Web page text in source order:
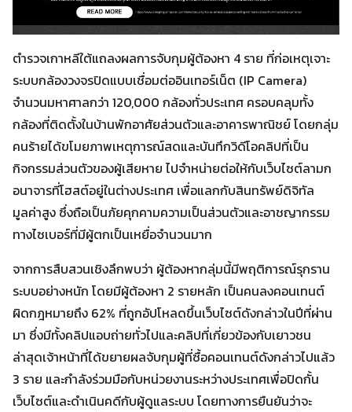
Search
Search
ตำรวจเกาหลีใต้แถลงผลการจับกุมผู้ต้องหา 4 ราย ที่ก่อเหตุเจาะ
ระบบกล้องวงจรปิดแบบเชื่อมต่ออินเทอร์เน็ต (IP Camera)
จำนวนมหาศาลกว่า 120,000 กล้องทั่วประเทศ ครอบคลุมทั้ง
กล้องที่ติดตั้งในบ้านพักอาศัยส่วนตัวและอาคารพาณิชย์ โดยกลุ่ม
คนร้ายได้ขโมยภาพเหตุการณ์สดและบันทึกวิดีโอคลิปที่เป็น
กิจกรรมส่วนตัวของผู้เสียหาย ไปจำหน่ายต่อให้กับเว็บไซต์ลามก
อนาจารที่โฮสต์อยู่ในต่างประเทศ เพื่อแลกกับสินทรัพย์ดิจิทัล
มูลค่าสูง ซึ่งถือเป็นภัยคุกคามความเป็นส่วนตัวและอาชญากรรม
ทางไซเบอร์ที่มีผู้ตกเป็นเหยื่อจำนวนมาก
จากการสืบสวนเชิงลึกพบว่า ผู้ต้องหากลุ่มนี้มีพฤติการณ์รุกราน
ระบบอย่างหนัก โดยมีผู้ต้องหา 2 รายหลัก เป็นคนลงคอนเทนต์
ผิดกฎหมายถึง 62% ที่ถูกอัปโหลดขึ้นเว็บไซต์ดังกล่าวในปีที่ผ่าน
มา ซึ่งมีทั้งคลิปแอบถ่ายทั่วไปและคลิปที่เกี่ยวข้องกับเยาวชน
ล่าสุดเจ้าหน้าที่ได้ขยายผลจับกุมผู้ที่ซื้อคอนเทนต์ดังกล่าวไปแล้ว
3 ราย และกำลังร่วมมือกับหน่วยงานระหว่างประเทศเพื่อปิดกั้น
เว็บไซต์และดำเนินคดีกับผู้ดูแลระบบ โดยทางการยืนยันว่าจะ